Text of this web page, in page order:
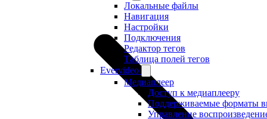
Локальные файлы
Навигация
Настройки
Подключения
Редактор тегов
Таблица полей тегов
Evervideo
Медиаплеер
Доступ к медиаплееру
Поддерживаемые форматы
Управление